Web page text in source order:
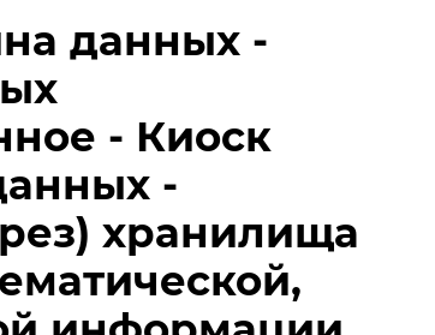
данных -
- Киоск
-
хранилища